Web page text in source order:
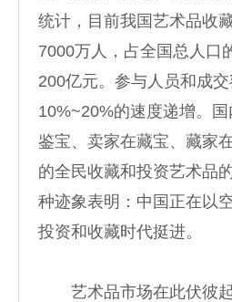
统计，目前我国艺术品收
7000万人，占全国总人口
200亿元。参与人员和成
10%~20%的速度递增。
鉴宝、卖家在藏宝、藏家
的全民收藏和投资艺术品
种迹象表明：中国正在以
投资和收藏时代挺进。
艺术品市场在此伏彼起